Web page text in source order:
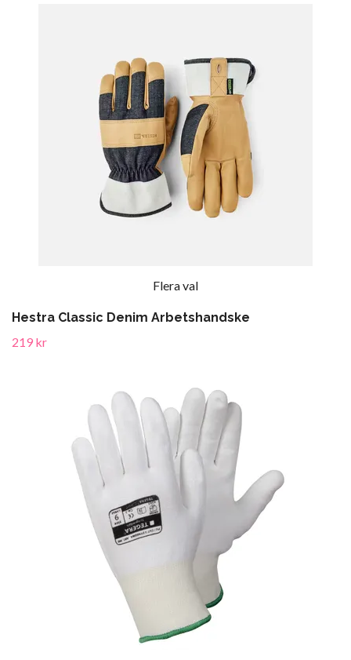
Flera val
Hestra Classic Denim Arbetshandske
219 kr